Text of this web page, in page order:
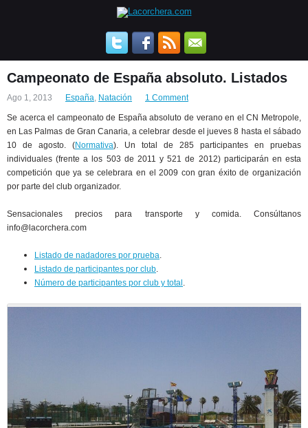
Campeonato de España absoluto. Listados
Ago 1, 2013 España, Natación 1 Comment
Se acerca el campeonato de España absoluto de verano en el CN Metropole,
en Las Palmas de Gran Canaria, a celebrar desde el jueves 8 hasta el sábado
10 de agosto. (Normativa). Un total de 285 participantes en pruebas
individuales (frente a los 503 de 2011 y 521 de 2012) participarán en esta
competición que ya se celebrara en el 2009 con gran éxito de organización
por parte del club organizador.
Sensacionales precios para transporte y comida. Consúltanos
info@lacorchera.com
Listado de nadadores por prueba.
Listado de participantes por club.
Número de participantes por club y total .